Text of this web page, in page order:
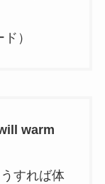
）
warm
すれば体